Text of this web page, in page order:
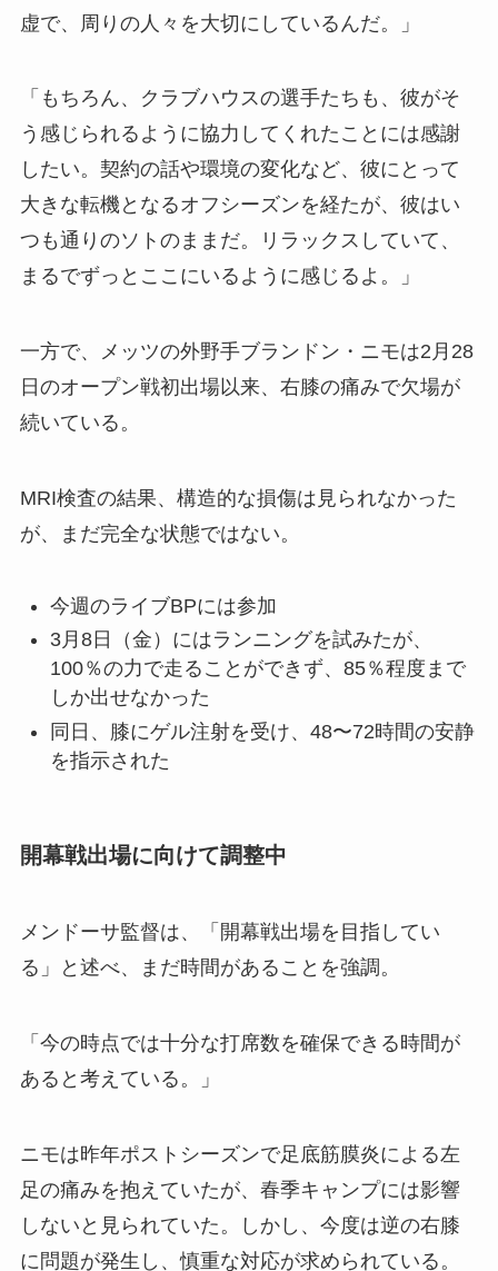
虚で、周りの人々を大切にしているんだ。」
「もちろん、クラブハウスの選手たちも、彼がそ
う感じられるように協力してくれたことには感謝
したい。契約の話や環境の変化など、彼にとって
大きな転機となるオフシーズンを経たが、彼はい
つも通りのソトのままだ。リラックスしていて、
まるでずっとここにいるように感じるよ。」
一方で、メッツの外野手ブランドン・ニモは2月28
日のオープン戦初出場以来、右膝の痛みで欠場が
続いている。
MRI検査の結果、構造的な損傷は見られなかった
が、まだ完全な状態ではない。
今週のライブBPには参加
3月8日（金）にはランニングを試みたが、
100％の力で走ることができず、85％程度まで
しか出せなかった
同日、膝にゲル注射を受け、48〜72時間の安静
を指示された
開幕戦出場に向けて調整中
メンドーサ監督は、「開幕戦出場を目指してい
る」と述べ、まだ時間があることを強調。
「今の時点では十分な打席数を確保できる時間が
あると考えている。」
ニモは昨年ポストシーズンで足底筋膜炎による左
足の痛みを抱えていたが、春季キャンプには影響
しないと見られていた。しかし、今度は逆の右膝
に問題が発生し、慎重な対応が求められている。